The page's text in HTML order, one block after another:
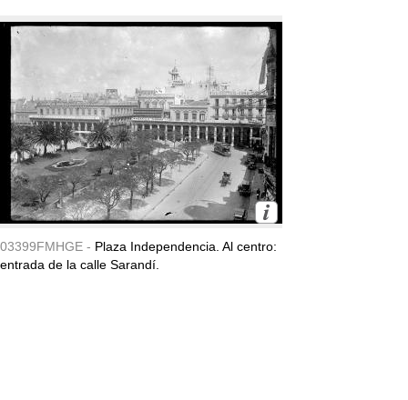
03399FMHGE - Plaza Independencia. Al centro:
entrada de la calle Sarandí.